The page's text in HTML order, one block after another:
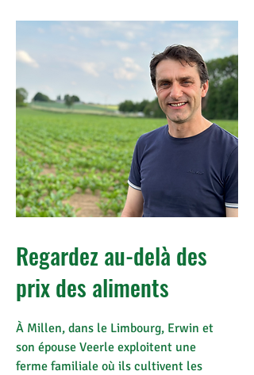
Regardez au-delà des
prix des aliments
À Millen, dans le Limbourg, Erwin et
son épouse Veerle exploitent une
ferme familiale où ils cultivent les